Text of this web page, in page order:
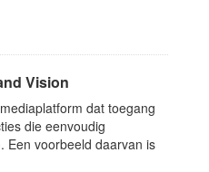
Vision
dat toegang
die eenvoudig
Een voorbeeld daarvan is